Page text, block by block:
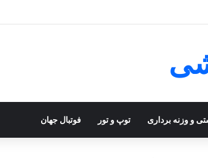
و وزنه برداری توپ و تور فوتبال جهان